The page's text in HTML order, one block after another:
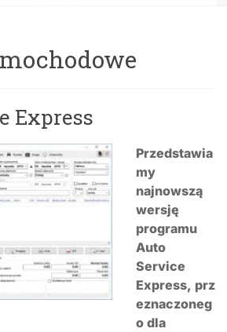
Express
Przedstawia
my
najnowszą
wersję
programu
Auto
Service
Express, prz
eznaczoneg
o dla